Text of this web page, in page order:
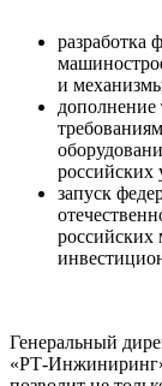
разработка
и
дополнение
российских
запуск
российских
Генеральный